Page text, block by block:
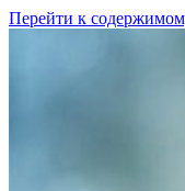
Перейти к